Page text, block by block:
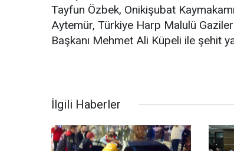
Tayfun Özbek, Onikişubat
Aytemür, Türkiye Harp Malulü
Başkanı Mehmet Ali Küpeli ile şehit
İlgili Haberler